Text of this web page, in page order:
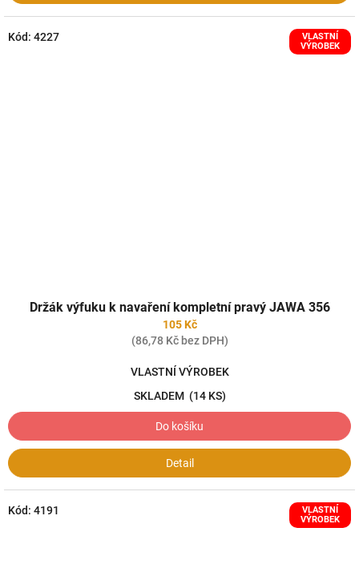
VLASTNÍ
VÝROBEK
Držák výfuku k navaření kompletní pravý JAWA 356
105 Kč
(86,78 Kč bez DPH)
VLASTNÍ VÝROBEK
SKLADEM (14 KS)
Do košíku
Detail
Kód: 4227
VLASTNÍ
VÝROBEK
Kód: 4191